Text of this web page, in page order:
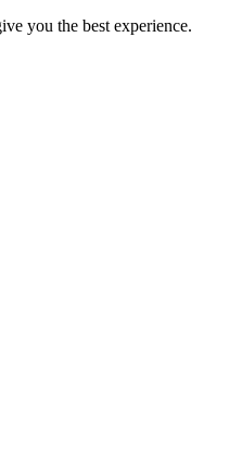
you the best experience.